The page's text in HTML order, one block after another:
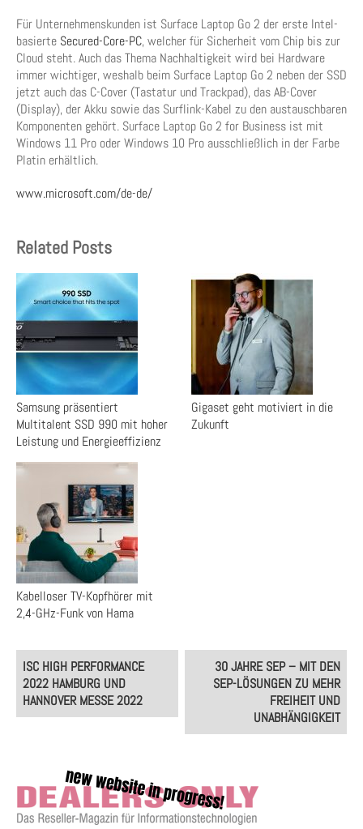
Für Unternehmenskunden ist Surface Laptop Go 2 der erste Intel-
basierte Secured-Core-PC, welcher für Sicherheit vom Chip bis zur
Cloud steht. Auch das Thema Nachhaltigkeit wird bei Hardware
immer wichtiger, weshalb beim Surface Laptop Go 2 neben der SSD
jetzt auch das C-Cover (Tastatur und Trackpad), das AB-Cover
(Display), der Akku sowie das Surflink-Kabel zu den austauschbaren
Komponenten gehört. Surface Laptop Go 2 for Business ist mit
Windows 11 Pro oder Windows 10 Pro ausschließlich in der Farbe
Platin erhältlich.
www.microsoft.com/de-de/
Related Posts
Samsung präsentiert
Multitalent SSD 990 mit hoher
Leistung und Energieeffizienz
Gigaset geht motiviert in die
Zukunft
Kabelloser TV-Kopfhörer mit
2,4-GHz-Funk von Hama
Post
navigation
ISC HIGH PERFORMANCE
2022 HAMBURG UND
HANNOVER MESSE 2022
30 JAHRE SEP – MIT DEN
SEP-LÖSUNGEN ZU MEHR
FREIHEIT UND
UNABHÄNGIGKEIT